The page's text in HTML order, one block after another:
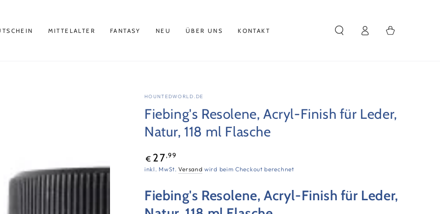
MITTELALTER FANTASY NEU ÜBER UNS KONTAKT EinloggenWarenkorb
HOUNTEDWORLD.DE
Fiebing's Resolene, Acryl-Finish für Leder,
Natur, 118 ml Flasche
Regulärer
Preis
€ 27,99
inkl. MwSt.Versand wird beim Checkout berechnet
Fiebing's Resolene, Acryl-Finish für Leder,